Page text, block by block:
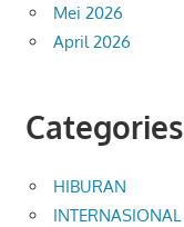
Mei 2026
April 2026
Categories
HIBURAN
INTERNASIONAL